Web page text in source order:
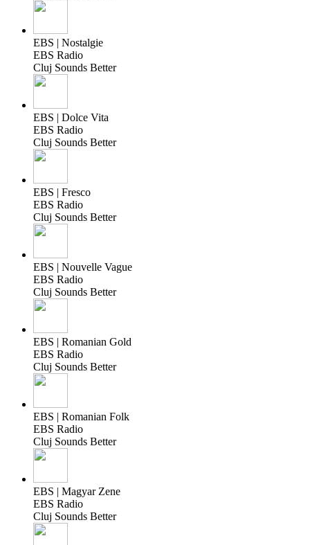
EBS | Nostalgie
EBS Radio
Cluj Sounds Better
EBS | Dolce Vita
EBS Radio
Cluj Sounds Better
EBS | Fresco
EBS Radio
Cluj Sounds Better
EBS | Nouvelle Vague
EBS Radio
Cluj Sounds Better
EBS | Romanian Gold
EBS Radio
Cluj Sounds Better
EBS | Romanian Folk
EBS Radio
Cluj Sounds Better
EBS | Magyar Zene
EBS Radio
Cluj Sounds Better